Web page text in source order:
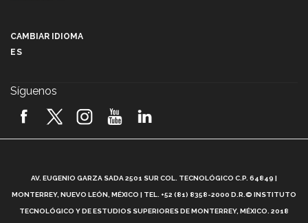
2026! (video)
¿Cómo es el Modelo Educativo Tec? (video)
CAMBIAR IDIOMA
ES
Síguenos
AV. EUGENIO GARZA SADA 2501 SUR COL. TECNOLÓGICO C.P. 64849 |
MONTERREY, NUEVO LEÓN, MÉXICO | TEL. +52 (81) 8358-2000 D.R.© INSTITUTO
TECNOLÓGICO Y DE ESTUDIOS SUPERIORES DE MONTERREY, MÉXICO. 2018